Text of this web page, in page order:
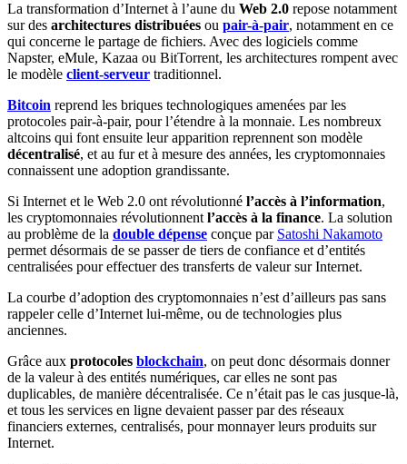
La transformation d’Internet à l’aune du Web 2.0 repose notamment
sur des architectures distribuées ou pair-à-pair, notamment en ce
qui concerne le partage de fichiers. Avec des logiciels comme
Napster, eMule, Kazaa ou BitTorrent, les architectures rompent avec
le modèle client-serveur traditionnel.
Bitcoin reprend les briques technologiques amenées par les
protocoles pair-à-pair, pour l’étendre à la monnaie. Les nombreux
altcoins qui font ensuite leur apparition reprennent son modèle
décentralisé, et au fur et à mesure des années, les cryptomonnaies
connaissent une adoption grandissante.
Si Internet et le Web 2.0 ont révolutionné l’accès à l’information,
les cryptomonnaies révolutionnent l’accès à la finance. La solution
au problème de la double dépense conçue par Satoshi Nakamoto
permet désormais de se passer de tiers de confiance et d’entités
centralisées pour effectuer des transferts de valeur sur Internet.
La courbe d’adoption des cryptomonnaies n’est d’ailleurs pas sans
rappeler celle d’Internet lui-même, ou de technologies plus
anciennes.
Grâce aux protocoles blockchain, on peut donc désormais donner
de la valeur à des entités numériques, car elles ne sont pas
duplicables, de manière décentralisée. Ce n’était pas le cas jusque-là,
et tous les services en ligne devaient passer par des réseaux
financiers externes, centralisés, pour monnayer leurs produits sur
Internet.